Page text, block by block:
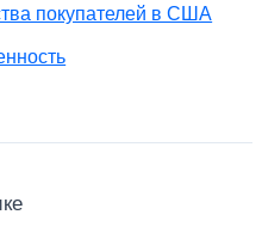
покупателей в США